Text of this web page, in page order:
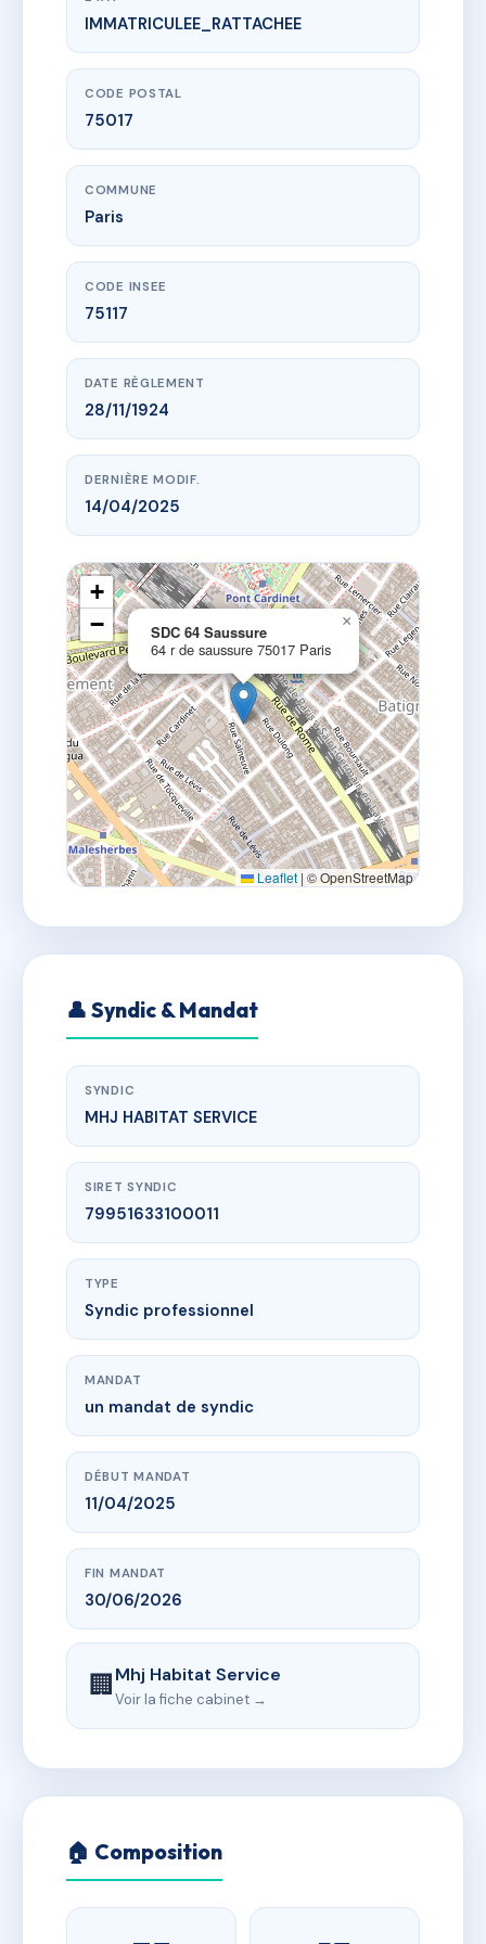
www.vme.plus/AC6812218
SDC 64 Saussure
64 r de saussure
IMMATRICULEE_RATTACHEE
CODE POSTAL
75017
COMMUNE
Paris
CODE INSEE
75117
DATE RÈGLEMENT
28/11/1924
DERNIÈRE MODIF.
14/04/2025
SDC 64 Saussure
64 r de saussure 75017 Paris
×
+
−
Leaflet | © OpenStreetMap
👤 Syndic & Mandat
SYNDIC
MHJ HABITAT SERVICE
SIRET SYNDIC
79951633100011
TYPE
Syndic professionnel
MANDAT
un mandat de syndic
DÉBUT MANDAT
11/04/2025
FIN MANDAT
30/06/2026
🏢Mhj Habitat Service
Voir la fiche cabinet →
🏠 Composition